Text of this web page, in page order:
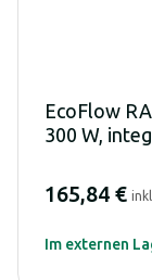
EcoFlow
300 W,
165,84 €
Im externen